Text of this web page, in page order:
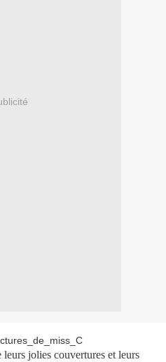
jolies couvertures et leurs